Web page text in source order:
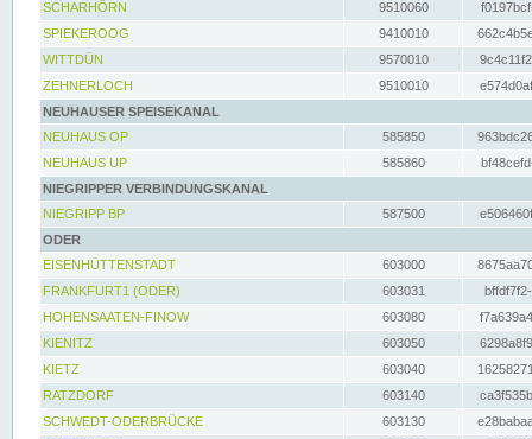
SCHARHÖRN
9510060
SPIEKEROOG
9410010
WITTDÜN
9570010
ZEHNERLOCH
9510010
NEUHAUSER SPEISEKANAL
NEUHAUS OP
585850
NEUHAUS UP
585860
NIEGRIPPER VERBINDUNGSKANAL
NIEGRIPP BP
587500
ODER
EISENHÜTTENSTADT
603000
FRANKFURT1 (ODER)
603031
HOHENSAATEN-FINOW
603080
KIENITZ
603050
KIETZ
603040
RATZDORF
603140
SCHWEDT-ODERBRÜCKE
603130